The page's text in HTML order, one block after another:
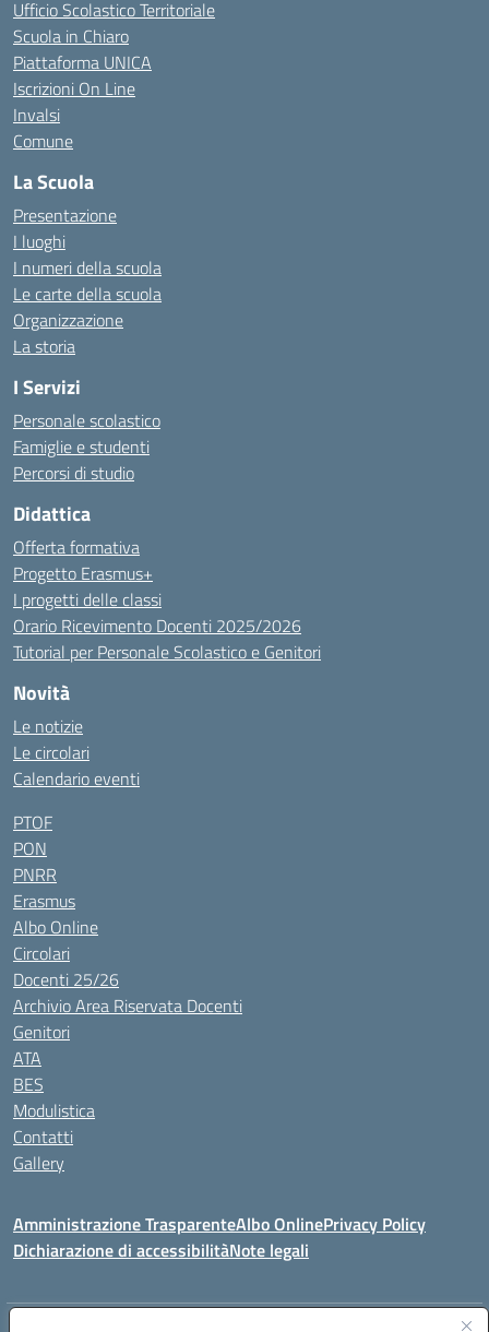
Ufficio Scolastico Territoriale
Scuola in Chiaro
Piattaforma UNICA
Iscrizioni On Line
Invalsi
Comune
La Scuola
Presentazione
I luoghi
I numeri della scuola
Le carte della scuola
Organizzazione
La storia
I Servizi
Personale scolastico
Famiglie e studenti
Percorsi di studio
Didattica
Offerta formativa
Progetto Erasmus+
I progetti delle classi
Orario Ricevimento Docenti 2025/2026
Tutorial per Personale Scolastico e Genitori
Novità
Le notizie
Le circolari
Calendario eventi
PTOF
PON
PNRR
Erasmus
Albo Online
Circolari
Docenti 25/26
Archivio Area Riservata Docenti
Genitori
ATA
BES
Modulistica
Contatti
Gallery
Amministrazione TrasparenteAlbo OnlinePrivacy Policy
Dichiarazione di accessibilitàNote legali